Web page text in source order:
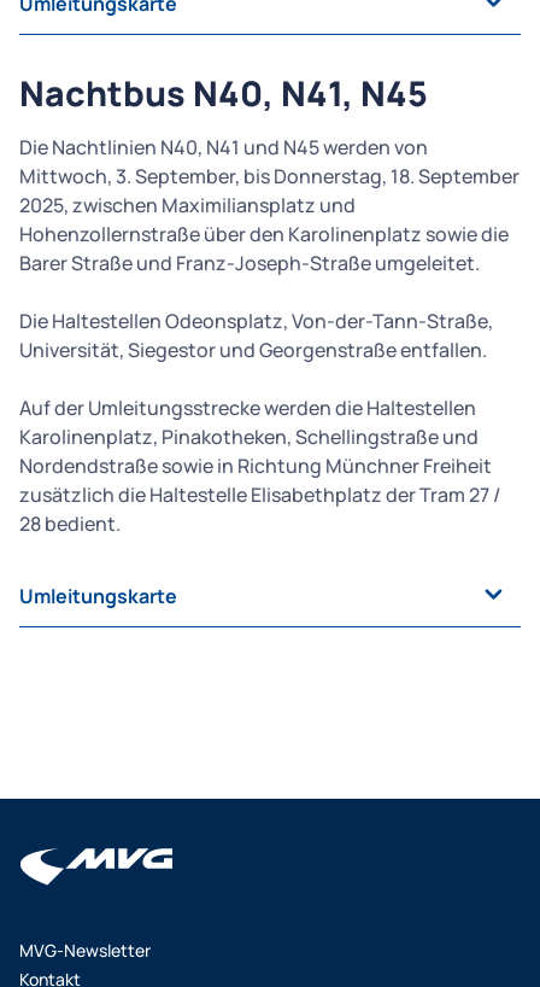
Nachtbus N40, N41, N45
Die Nachtlinien N40, N41 und N45 werden von
Mittwoch, 3. September, bis Donnerstag, 18. September
2025, zwischen Maximiliansplatz und
Hohenzollernstraße über den Karolinenplatz sowie die
Barer Straße und Franz-Joseph-Straße umgeleitet.
Die Haltestellen Odeonsplatz, Von-der-Tann-Straße,
Universität, Siegestor und Georgenstraße entfallen.
Auf der Umleitungsstrecke werden die Haltestellen
Karolinenplatz, Pinakotheken, Schellingstraße und
Nordendstraße sowie in Richtung Münchner Freiheit
zusätzlich die Haltestelle Elisabethplatz der Tram 27 /
28 bedient.
Umleitungskarte
MVG-Newsletter
Kontakt